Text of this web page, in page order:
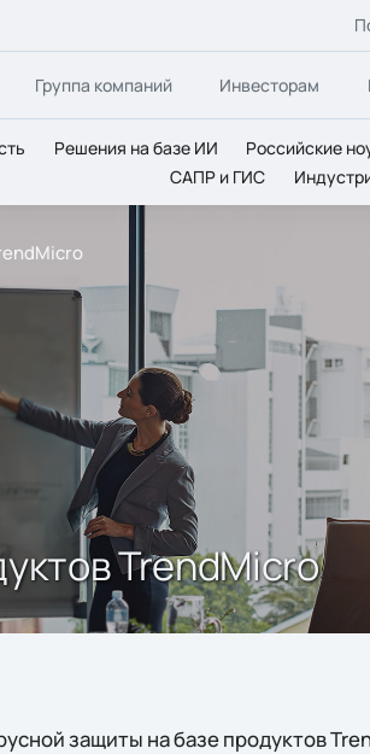
Группа компаний Инвесторам
Решения на базе ИИ Российские
САПР и ГИС
TrendMicro
защиты на базе продуктов